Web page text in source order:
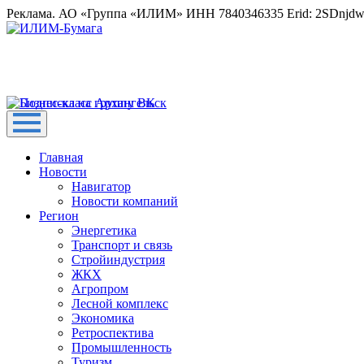
Реклама. АО «Группа «ИЛИМ» ИНН 7840346335 Erid:
Главная
Новости
Навигатор
Новости компаний
Регион
Энергетика
Транспорт и связь
Стройиндустрия
ЖКХ
Агропром
Лесной комплекс
Экономика
Ретроспектива
Промышленность